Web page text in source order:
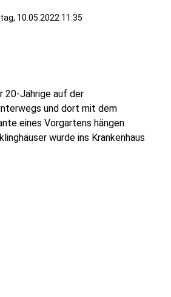
10.05.2022 11:35
20-Jährige auf der
und dort mit dem
eines Vorgartens hängen
wurde ins Krankenhaus